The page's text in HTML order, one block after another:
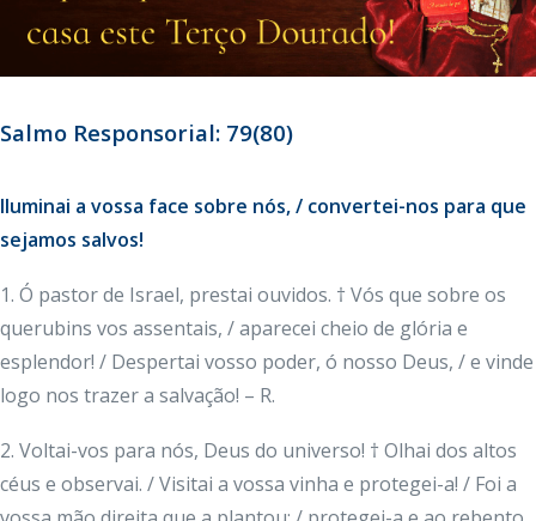
Salmo Responsorial: 79(80)
Iluminai a vossa face sobre nós, / convertei-nos para que
sejamos salvos!
1. Ó pastor de Israel, prestai ouvidos. † Vós que sobre os
querubins vos assentais, / aparecei cheio de glória e
esplendor! / Despertai vosso poder, ó nosso Deus, / e vinde
logo nos trazer a salvação! – R.
2. Voltai-vos para nós, Deus do universo! † Olhai dos altos
céus e observai. / Visitai a vossa vinha e protegei-a! / Foi a